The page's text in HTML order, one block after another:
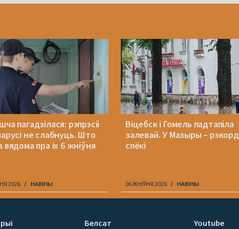
пагадзілася: рэпрэсіі
не слабнуць. Што
вядома пра іх 6 жніўня
2026 НАВІНЫ
Віцебск і Гомель падтапіла
залевай. У Мазыры – рэкорд
спёкі
06 ЖНІЎНЯ 2026 НАВІНЫ
Белсат Youtube